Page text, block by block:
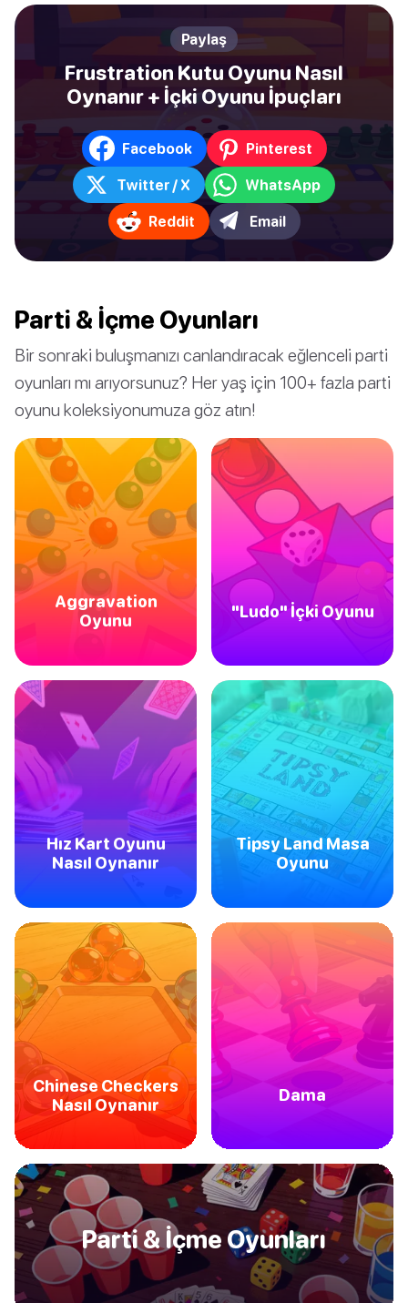
Paylaş
Frustration Kutu Oyunu Nasıl
Oynanır + İçki Oyunu İpuçları
Facebook Pinterest
Twitter / X WhatsApp
Reddit Email
Parti & İçme Oyunları
Bir sonraki buluşmanızı canlandıracak eğlenceli parti
oyunları mı arıyorsunuz? Her yaş için 100+ fazla parti
oyunu koleksiyonumuza göz atın!
Aggravation
Oyunu
"Ludo" İçki Oyunu
Hız Kart Oyunu
Nasıl Oynanır
Tipsy Land Masa
Oyunu
Chinese Checkers
Nasıl Oynanır
Dama
Parti & İçme Oyunları